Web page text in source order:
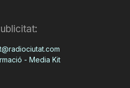
- Media Kit